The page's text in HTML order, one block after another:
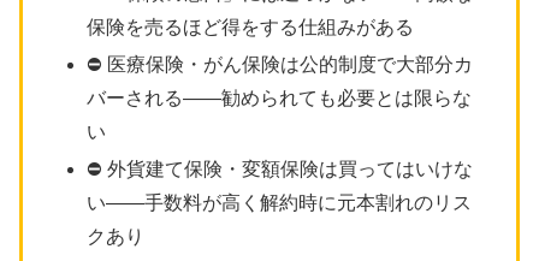
保険を売るほど得をする仕組みがある
⛔ 医療保険・がん保険は公的制度で大部分カ
バーされる——勧められても必要とは限らな
い
⛔ 外貨建て保険・変額保険は買ってはいけな
い——手数料が高く解約時に元本割れのリス
クあり